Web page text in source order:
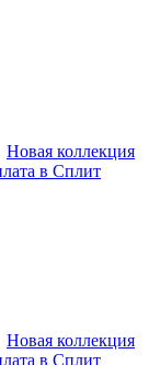
Новая коллекция
в Сплит
Новая коллекция
в Сплит